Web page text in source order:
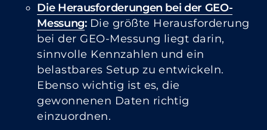
Die Herausforderungen bei der GEO-
Messung:Die größte Herausforderung
bei der GEO-Messung liegt darin,
sinnvolle Kennzahlen und ein
belastbares Setup zu entwickeln.
Ebenso wichtig ist es, die
gewonnenen Daten richtig
einzuordnen.